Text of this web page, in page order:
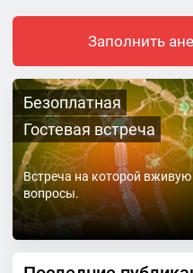
Заполнить
Безоплатная
Гостевая встреча
Встреча на которой
вопросы.